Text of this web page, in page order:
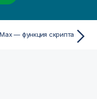
Max — функция скрипта